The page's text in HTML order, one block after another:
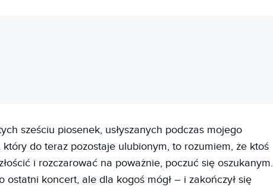
sześciu piosenek, usłyszanych podczas mojego
do teraz pozostaje ulubionym, to rozumiem, że ktoś
i rozczarować na poważnie, poczuć się oszukanym.
ostatni koncert, ale dla kogoś mógł – i zakończył się